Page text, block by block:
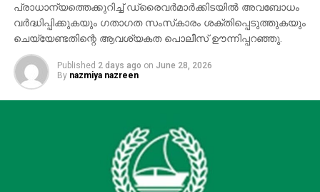
പ്രാധാന്യത്തെക്കുറിച്ച് ഡ്രൈവര്‍മാര്‍ക്കിടയില്‍ അവബോധം
വര്‍ദ്ധിപ്പിക്കുകയും ഗതാഗത സംസ്‌കാരം ശക്തിപ്പെടുത്തുകയും
ചെയ്യേണ്ടതിന്റെ ആവശ്യകത പൊലീസ് ഊന്നിപ്പറഞ്ഞു.
Published 2 days ago on June 28, 2026
By nazmiya nazreen